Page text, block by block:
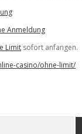
Anmeldung
Limit sofort anfangen.
casino/ohne-limit/